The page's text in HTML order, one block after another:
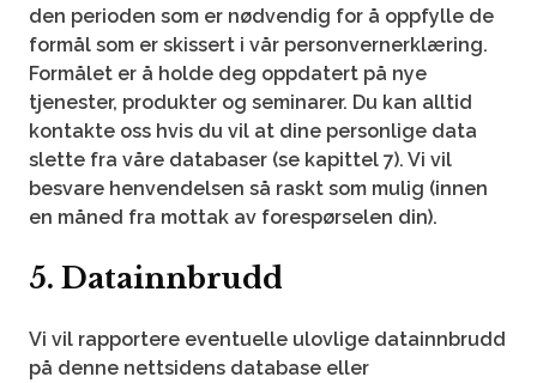
den perioden som er nødvendig for å oppfylle de
formål som er skissert i vår personvernerklæring.
Formålet er å holde deg oppdatert på nye
tjenester, produkter og seminarer. Du kan alltid
kontakte oss hvis du vil at dine personlige data
slette fra våre databaser (se kapittel 7). Vi vil
besvare henvendelsen så raskt som mulig (innen
en måned fra mottak av forespørselen din).
5. Datainnbrudd
Vi vil rapportere eventuelle ulovlige datainnbrudd
på denne nettsidens database eller